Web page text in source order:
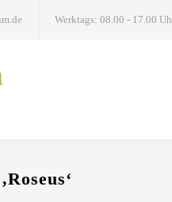
Werktags: 08.00 - 17.00